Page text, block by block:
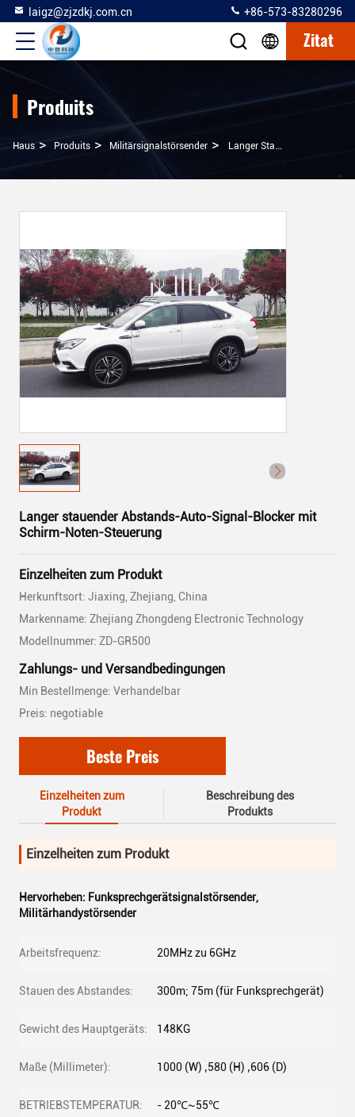
laigz@zjzdkj.com.cn +86-573-83280296
Zitat
Produits
Haus > Produits > Militärsignalstörsender > Langer Stauender Abstands-Auto-Signal-Blocker Mit Schirm-Noten-Steuerung
Langer stauender Abstands-Auto-Signal-Blocker mit
Schirm-Noten-Steuerung
Einzelheiten zum Produkt
Herkunftsort: Jiaxing, Zhejiang, China
Markenname: Zhejiang Zhongdeng Electronic Technology
Modellnummer: ZD-GR500
Zahlungs- und Versandbedingungen
Min Bestellmenge: Verhandelbar
Preis: negotiable
Beste Preis
Einzelheiten zum
Produkt
Beschreibung des
Produkts
Einzelheiten zum Produkt
Hervorheben: Funksprechgerätsignalstörsender,
Militärhandystörsender
Arbeitsfrequenz: 20MHz zu 6GHz
Stauen des Abstandes: 300m; 75m (für Funksprechgerät)
Gewicht des Hauptgeräts: 148KG
Maße (Millimeter): 1000 (W) ‚580 (H) ‚606 (D)
BETRIEBSTEMPERATUR: - 20℃~55℃